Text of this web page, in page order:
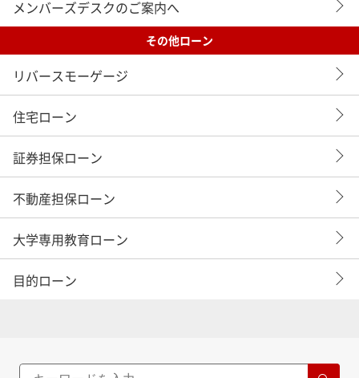
メンバーズデスクのご案内へ
その他ローン
リバースモーゲージ
住宅ローン
証券担保ローン
不動産担保ローン
大学専用教育ローン
目的ローン